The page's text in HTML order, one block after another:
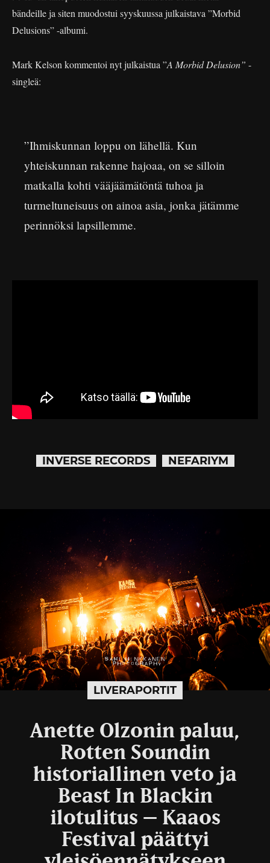
bändeille ja siten muodostui syyskuussa julkaistava ”Morbid
Delusions” -albumi.
Mark Kelson kommentoi nyt julkaistua ”A Morbid Delusion” -
singleä:
”Ihmiskunnan loppu on lähellä. Kun
yhteiskunnan rakenne hajoaa, on se silloin
matkalla kohti vääjäämätöntä tuhoa ja
turmeltuneisuus on ainoa asia, jonka jätämme
perinnöksi lapsillemme.
INVERSE RECORDS NEFARIYM
LIVERAPORTIT
Anette Olzonin paluu,
Rotten Soundin
historiallinen veto ja
Beast In Blackin
ilotulitus – Kaaos
Festival päättyi